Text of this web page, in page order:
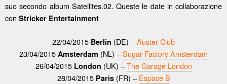
suo secondo album Satellites.02. Queste le date in collaborazione
con Stricker Entertainment
22/04/2015 Berlin (DE) –Auster Club
23/04/2015 Amsterdam (NL) –Sugar Factory Amsterdam
26/04/2015London (UK) –The Garage London
28/04/2015 Paris (FR) – Espace B